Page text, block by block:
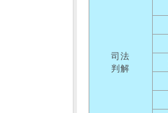
司法
判解